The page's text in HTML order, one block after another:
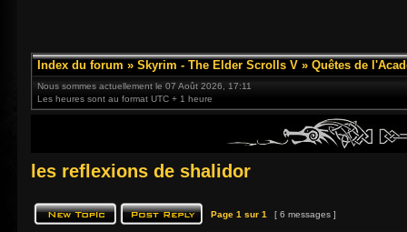
Index du forum » Skyrim - The Elder Scrolls V » Quêtes de
Nous sommes actuellement le 07 Août 2026, 17:11
Les heures sont au format UTC + 1 heure
les reflexions de shalidor
Page 1 sur 1 [ 6 messages ]